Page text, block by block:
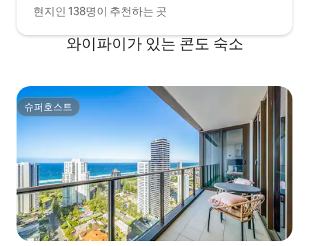
현지인 138명이 추천하는 곳
와이파이가 있는 콘도 숙소
슈퍼호스트
슈퍼호스트